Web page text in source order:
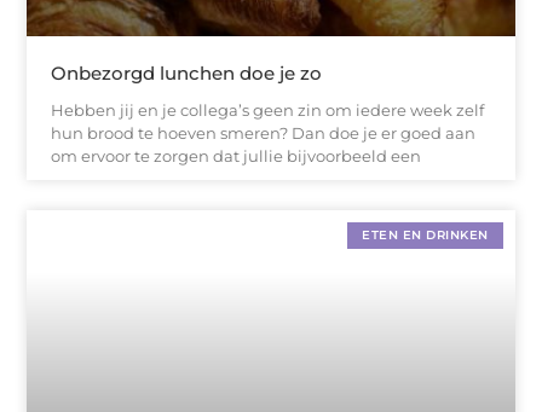
Onbezorgd lunchen doe je zo
Hebben jij en je collega’s geen zin om iedere week zelf
hun brood te hoeven smeren? Dan doe je er goed aan
om ervoor te zorgen dat jullie bijvoorbeeld een
ETEN EN DRINKEN